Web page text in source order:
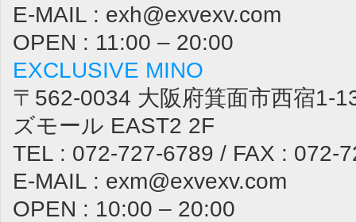
E-MAIL : exh@exvexv.com
OPEN : 11:00 – 20:00
EXCLUSIVE MINO
〒562-0034 大阪府箕面市西宿1-
ズモール EAST2 2F
TEL : 072-727-6789 / FAX : 072-
E-MAIL : exm@exvexv.com
OPEN : 10:00 – 20:00